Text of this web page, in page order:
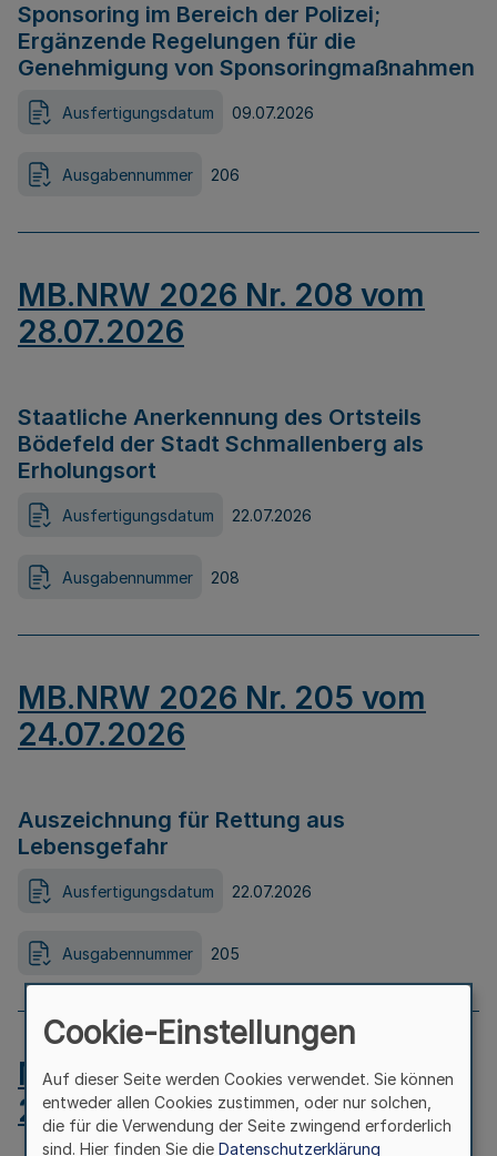
Sponsoring im Bereich der Polizei;
Ergänzende Regelungen für die
Genehmigung von Sponsoringmaßnahmen
Ausfertigungsdatum 09.07.2026
Ausgabennummer 206
MB.NRW 2026 Nr. 208 vom
28.07.2026
Staatliche Anerkennung des Ortsteils
Bödefeld der Stadt Schmallenberg als
Erholungsort
Ausfertigungsdatum 22.07.2026
Ausgabennummer 208
MB.NRW 2026 Nr. 205 vom
24.07.2026
Auszeichnung für Rettung aus
Lebensgefahr
Ausfertigungsdatum 22.07.2026
Ausgabennummer 205
MB.NRW 2026 Nr. 204 vom
24.07.2026
Cookie-Einstellungen
Auf dieser Seite werden Cookies verwendet. Sie können
entweder allen Cookies zustimmen, oder nur solchen,
die für die Verwendung der Seite zwingend erforderlich
sind. Hier finden Sie die Datenschutzerklärung